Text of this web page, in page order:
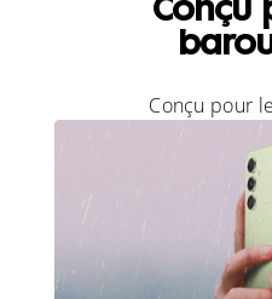
Conçu
Conçu pour